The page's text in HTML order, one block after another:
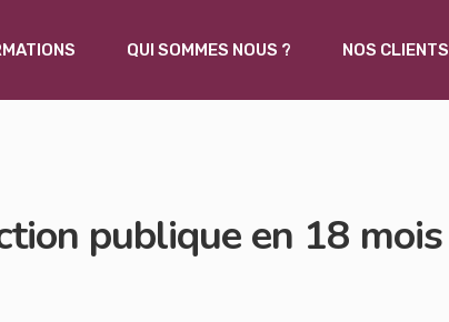
QUI SOMMES NOUS ? NOS CLIENTS
publique en 18 mois